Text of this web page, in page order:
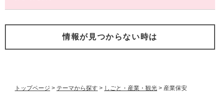
トップページ > テーマから探す > しごと・産業・観光 > 産業保安
情報が見つからない時は